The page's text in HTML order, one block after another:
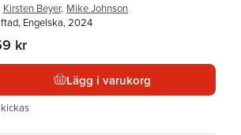
Kirsten Beyer, Mike Johnson
Engelska, 2024
kr
Lägg i varukorg